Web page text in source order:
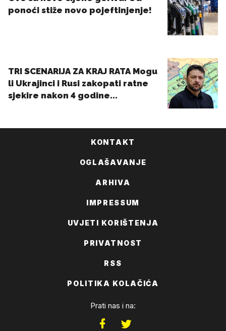
KONTAKT
OGLAŠAVANJE
ARHIVA
IMPRESSUM
UVJETI KORIŠTENJA
PRIVATNOST
RSS
POLITIKA KOLAČIĆA
Prati nas i na: